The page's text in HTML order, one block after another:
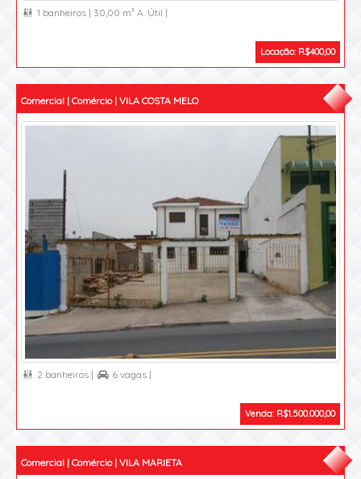
 1 banheiros | 30,00 m² A. Útil |
Locação: R$400,00
Comercial | Comércio | VILA COSTA MELO
 2 banheiros |  6 vagas |
Venda: R$1.500.000,00
Comercial | Comércio | VILA MARIETA